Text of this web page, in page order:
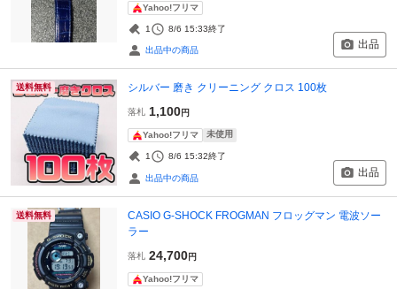
Yahoo!フリマ
1 8/6 15:33終了
出品中の商品 出品
送料無料 シルバー 磨き クリーニング クロス 100枚
落札 1,100円
Yahoo!フリマ 未使用
1 8/6 15:32終了
出品中の商品 出品
送料無料
CASIO G-SHOCK FROGMAN フロッグマン 電波ソー
ラー
落札 24,700円
Yahoo!フリマ